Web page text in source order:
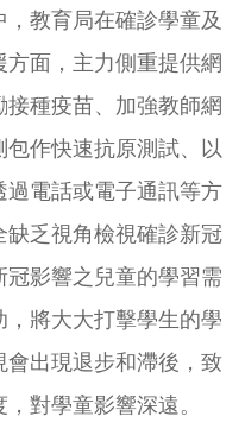
教育局在確診學童及
面， 主力側重提供網
種疫苗、 加強教師網
作快速抗原測試、
以
過電話或電子通訊等方
缺乏視角檢視確診新冠
冠影響之兒童的學習需
，將大大打擊學生的學
會出現退步和滯後，致
對學童影響深遠。